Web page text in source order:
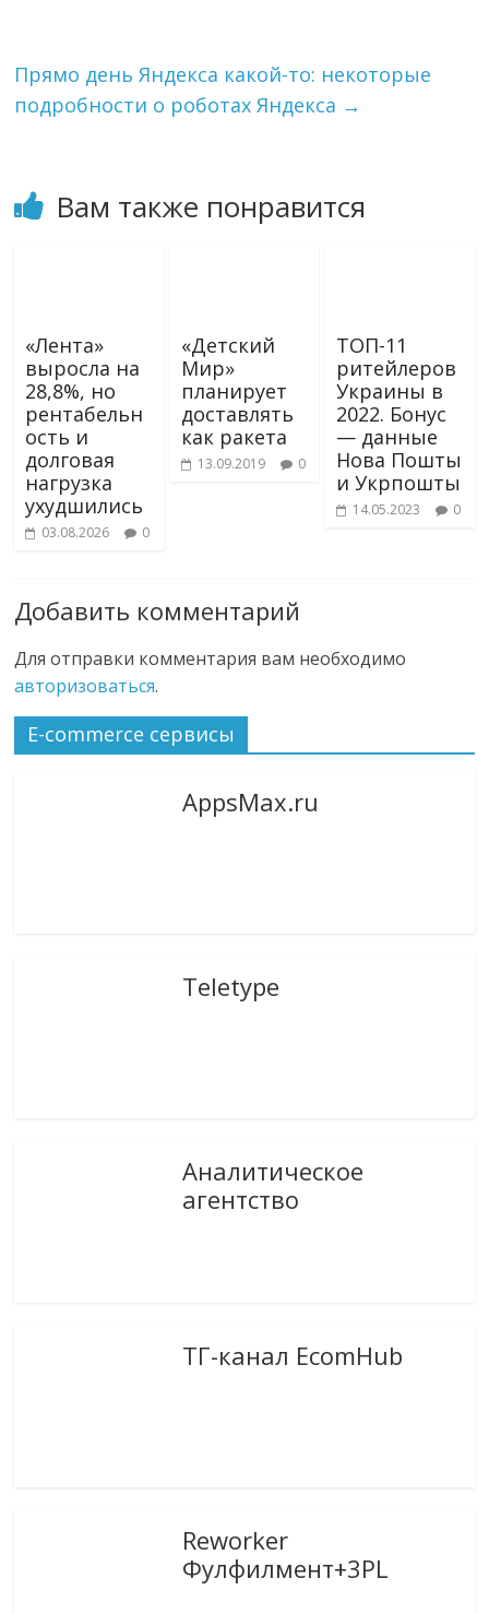
i
i
Прямо день Яндекса какой-то: некоторые
подробности о роботах Яндекса →
Вам также понравится
«Лента»
выросла на
28,8%, но
рентабельн
ость и
долговая
нагрузка
ухудшились
03.08.2026 0
«Детский
Мир»
планирует
доставлять
как ракета
13.09.2019 0
ТОП-11
ритейлеров
Украины в
2022. Бонус
— данные
Нова Пошты
и Укрпошты
14.05.2023 0
Добавить комментарий
Для отправки комментария вам необходимо
авторизоваться.
E-commerce сервисы
AppsMax.ru
Teletype
Аналитическое
агентство
ТГ-канал EcomHub
Reworker
Фулфилмент+3PL